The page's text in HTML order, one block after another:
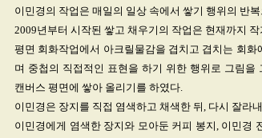
이민경의 작업은 매일의 일상 속에서 쌓기 행위의 반
2009년부터 시작된 쌓고 채우기의 작업은 현재까지
평면 회화작업에서 아크릴물감을 겹치고 겹치는 회
며 중첩의 직접적인 표현을 하기 위한 행위로 그림
캔버스 평면에 쌓아 올리기를 하였다.
이민경은 장지를 직접 염색하고 채색한 뒤, 다시 잘라
이민경에게 염색한 장지와 모아둔 커피 봉지, 이민경